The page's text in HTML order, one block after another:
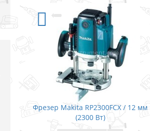
Фрезер Makita RP2300FCX / 12 мм
(2300 Вт)